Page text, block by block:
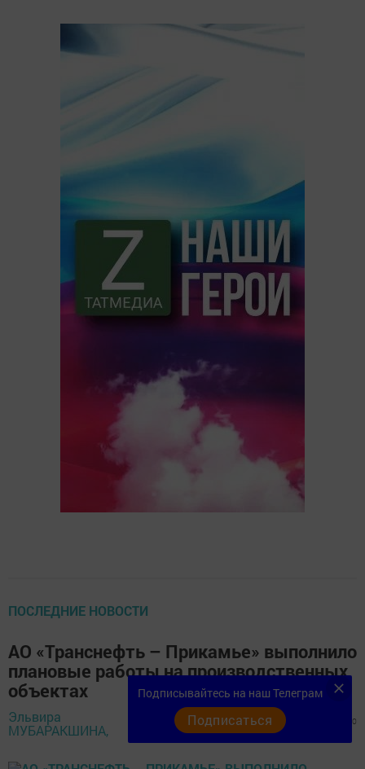
ПОСЛЕДНИЕ НОВОСТИ
АО «Транснефть – Прикамье» выполнило
плановые работы на производственных
объектах
Эльвира
МУБАРАКШИНА,
13 сентября
2021 - 10:31
0
Подписывайтесь на наш Телеграм
Подписаться